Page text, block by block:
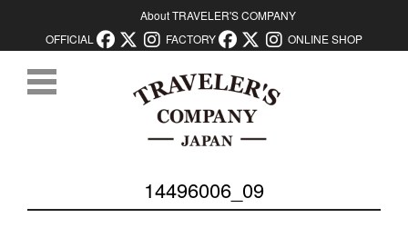
About TRAVELER'S COMPANY
OFFICIAL
FACTORY ONLINE SHOP
14496006_09